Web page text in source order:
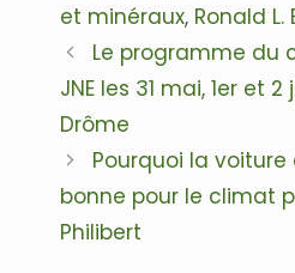
et minéraux, Ronald L.
Navigation
des
Le programme du
JNE les 31 mai, 1er et
Drôme
Pourquoi la
bonne pour le climat
Philibert